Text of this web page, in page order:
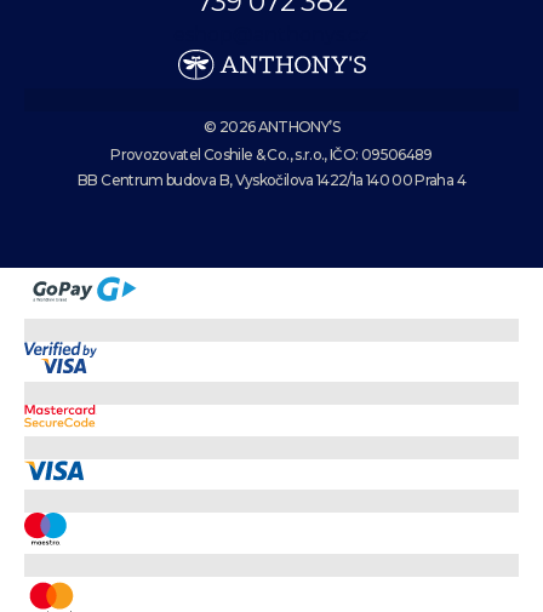
© 2026 ANTHONY’S
Provozovatel Coshile & Co., s.r.o., IČO: 09506489
BB Centrum budova B, Vyskočilova 1422/1a 140 00 Praha 4